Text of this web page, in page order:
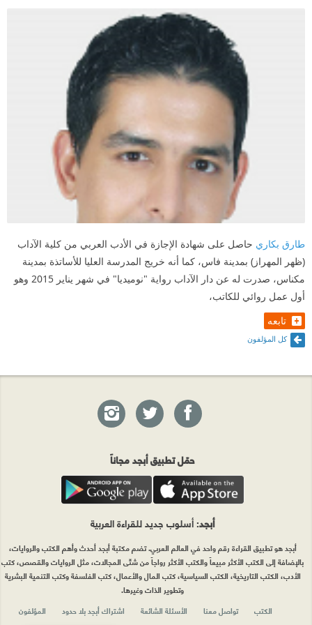
طارق بكاري حاصل على شهادة الإجازة في الأدب العربي من كلية الآداب
(ظهر المهراز) بمدينة فاس، كما أنه خريج المدرسة العليا للأساتذة بمدينة
مكناس، صدرت له عن دار الآداب رواية "نوميديا" في شهر يناير 2015 وهو
أول عمل روائي للكاتب،
تابعه
كل المؤلفون
حمّل تطبيق أبجد مجاناً
أبجد: أسلوب جديد للقراءة العربية
أبجد هو تطبيق القراءة رقم واحد في العالم العربي. تضم مكتبة أبجد أحدث وأهم الكتب والروايات،
بالإضافة إلى الكتب الأكثر مبيعاً والكتب الأكثر رواجاً من شتّى المجالات، مثل الروايات والقصص، كتب
الأدب، الكتب التاريخية، الكتب السياسية، كتب المال والأعمال، كتب الفلسفة وكتب التنمية البشرية
وتطوير الذات وغيرها.
الكتب
تواصل معنا الأسئلة الشائعة اشتراك أبجد بلا حدود المؤلفون